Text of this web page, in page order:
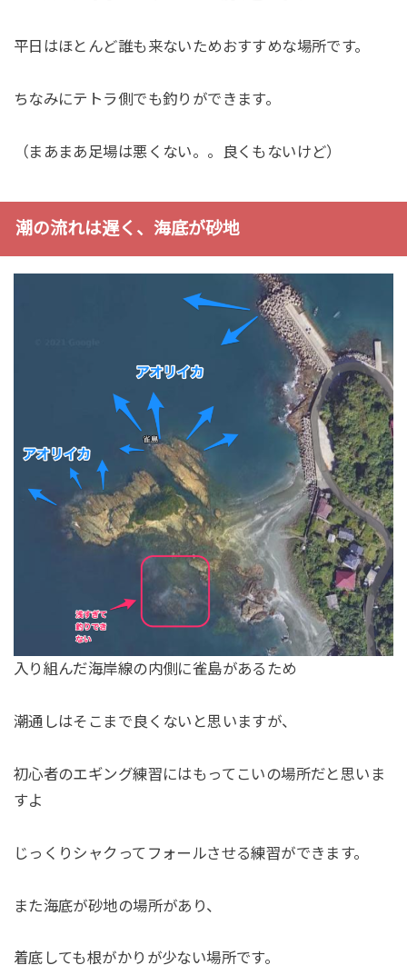
平日はほとんど誰も来ないためおすすめな場所です。
ちなみにテトラ側でも釣りができます。
（まあまあ足場は悪くない。。良くもないけど）
潮の流れは遅く、海底が砂地
入り組んだ海岸線の内側に雀島があるため
潮通しはそこまで良くないと思いますが、
初心者のエギング練習にはもってこいの場所だと思いま
すよ
じっくりシャクってフォールさせる練習ができます。
また海底が砂地の場所があり、
着底しても根がかりが少ない場所です。